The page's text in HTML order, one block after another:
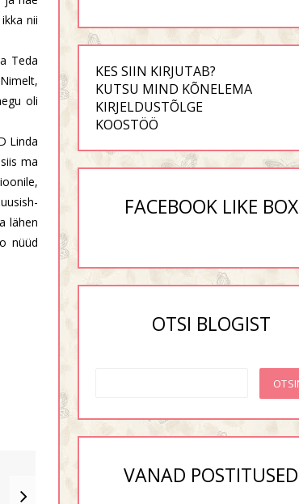
nii
Teda
oli
Linda
ma
lähen
nüüd
KES SIIN KIRJUTAB?
KUTSU MIND KÕNELEMA
KIRJELDUSTÕLGE
KOOSTÖÖ
FACEBOOK LIKE BOX
OTSI BLOGIST
VANAD POSTITUSED